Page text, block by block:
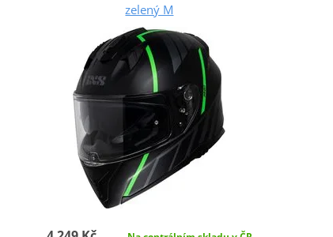
zelený M